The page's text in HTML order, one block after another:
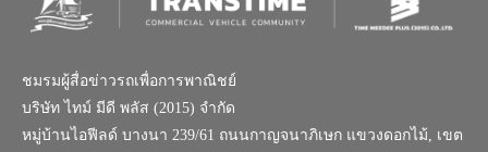
ชมรมผู้สื่อข่าวรถเพื่อการพาณิชย์
บริษัท ไทม์ มีดี พลัส (2015) จำกัด
หมู่บ้านไอฟีลด์ บางนา 239/61 ถนนกาญจนาภิเษก แขวงดอกไม้, เขต